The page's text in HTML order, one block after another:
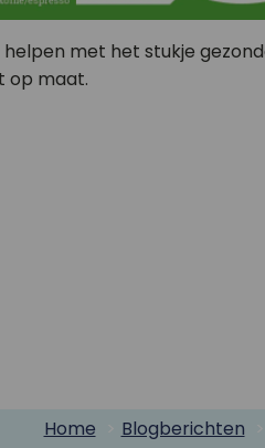
met het stukje
op maat.
Home Blogberichten